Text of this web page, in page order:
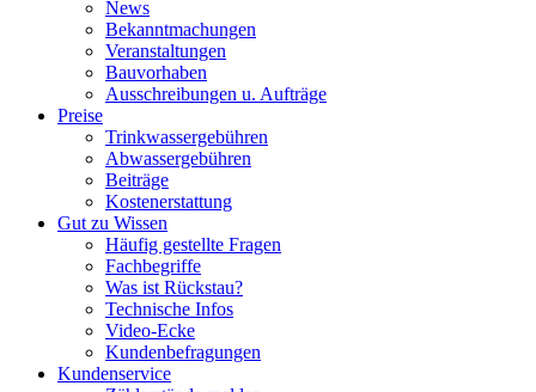
News
Bekanntmachungen
Veranstaltungen
Bauvorhaben
Ausschreibungen u. Aufträge
Preise
Trinkwassergebühren
Abwassergebühren
Beiträge
Kostenerstattung
Gut zu Wissen
Häufig gestellte Fragen
Fachbegriffe
Was ist Rückstau?
Technische Infos
Video-Ecke
Kundenbefragungen
Kundenservice